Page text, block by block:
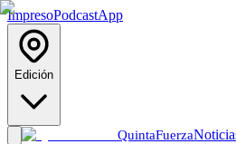
ImpresoPodcastApp
Edición
QuintaFuerza